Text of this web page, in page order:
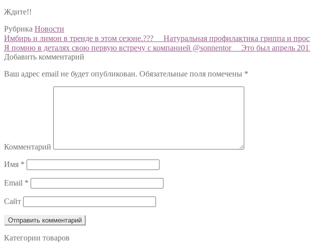
Ждите!!
Рубрика Новости
Навигация
по
Предыдущий:
Имбирь и лимон в тренде в этом сезоне.??? ⠀ Натуральная профилактика гриппа и
Следующий:
Я помню в деталях свою первую встречу с компанией @sonnentor ⠀ Это был апрель
Добавить комментарий
Ваш адрес email не будет опубликован. Обязательные поля помечены *
Комментарий
Имя *
Email *
Сайт
Категории товаров